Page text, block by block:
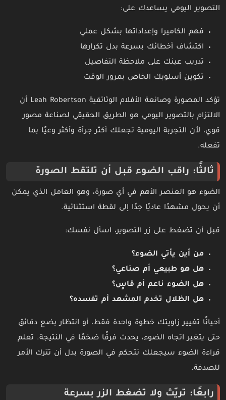
التصوير اليومي يساعدك على:
فهم الكاميرا وإعداداتها بشكل عملي
اكتشاف أخطائك بسرعة بدل تكرارها
تدريب عينك على ملاحظة التفاصيل
تكوين أسلوبك الخاص بمرور الوقت
تؤكد المصورة وصانعة الأفلام الوثائقية Leah Robertson أن
الالتزام بالتصوير اليومي هو الطريق الحقيقي لصناعة مصور
قوي، لأن التجربة اليومية تجعلك أكثر جرأة وأكثر وعيًا بما
تفعله.
ثالثًا: راقب الضوء قبل أن تلتقط الصورة
الضوء هو العنصر الأهم في أي صورة، وهو العامل الذي يمكن
أن يحول مشهدًا عاديًا جدًا إلى لقطة استثنائية.
قبل أن تضغط على زر التصوير، اسأل نفسك:
من أين يأتي الضوء؟
هل هو طبيعي أم صناعي؟
هل الضوء ناعم أم قاسٍ؟
هل الظلال تخدم المشهد أم تفسده؟
أحيانًا تغيير زاويتك خطوة واحدة فقط، أو انتظار بضع دقائق
حتى يتغير اتجاه الضوء، يحدث فرقًا ضخمًا في النتيجة. تعلم
قراءة الضوء سيجعلك تتحكم في الصورة بدل أن تترك الأمر
للصدفة.
رابعًا: تريّث ولا تضغط الزر بسرعة